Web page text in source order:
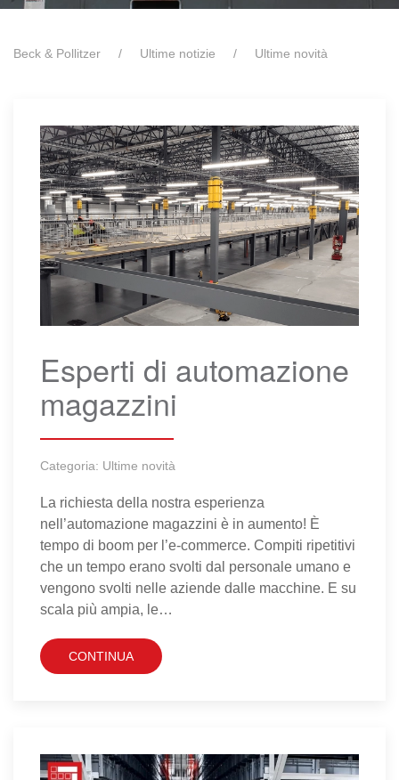
Beck & Pollitzer Ultime notizie Ultime novità
Esperti di automazione
magazzini
Categoria: Ultime novità
La richiesta della nostra esperienza
nell’automazione magazzini è in aumento! È
tempo di boom per l’e-commerce. Compiti ripetitivi
che un tempo erano svolti dal personale umano e
vengono svolti nelle aziende dalle macchine. E su
scala più ampia, le…
CONTINUA